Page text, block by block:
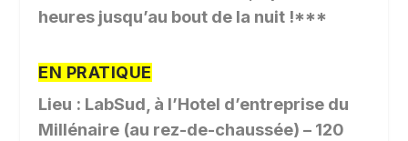
heures jusqu’au bout de la nuit !***
EN PRATIQUE
Lieu : LabSud, à l’Hotel d’entreprise du
Millénaire (au rez-de-chaussée) – 120